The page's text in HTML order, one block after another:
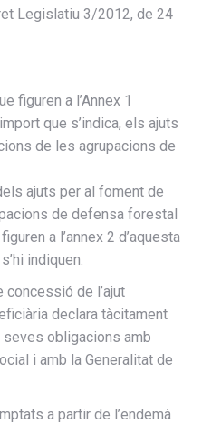
Legislatiu 3/2012, de 24
figuren a l’Annex 1
que s’indica, els ajuts
de les agrupacions de
ajuts per al foment de
de defensa forestal
a l’annex 2 d’aquesta
indiquen.
de l’ajut
declara tàcitament
obligacions amb
i amb la Generalitat de
a partir de l’endemà